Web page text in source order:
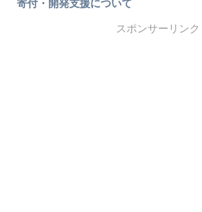
寄付・開発支援について
スポンサーリンク